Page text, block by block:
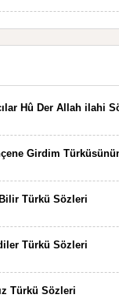
Hû Der Allah ilahi
Girdim
Türkü Sözleri
Türkü Sözleri
Türkü Sözleri